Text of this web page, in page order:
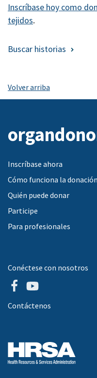
Inscríbase hoy como
tejidos.
Buscar historias
Volver arriba
Inscríbase ahora
Cómo funciona la donación
Quién puede donar
Participe
Para profesionales
Conéctese con nosotros
Contáctenos